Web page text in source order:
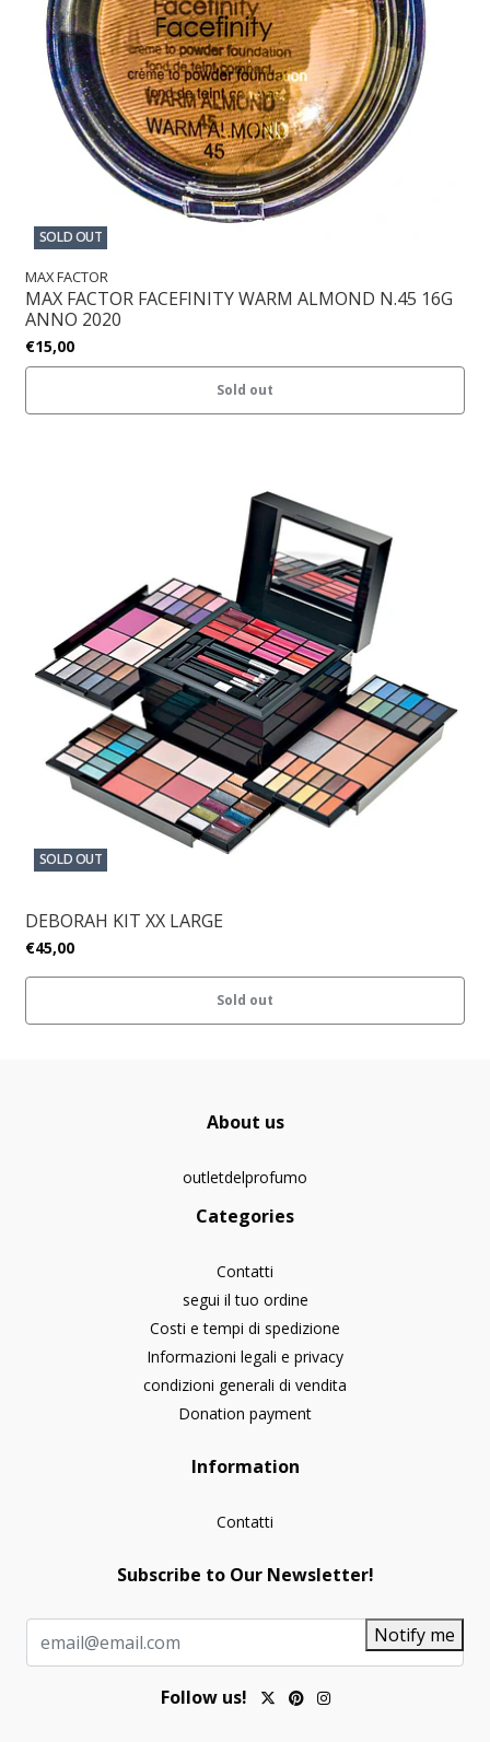
SOLD OUT
MAX FACTOR
MAX FACTOR FACEFINITY WARM ALMOND N.45 16G
ANNO 2020
€15,00
Sold out
SOLD OUT
DEBORAH KIT XX LARGE
€45,00
Sold out
About us
outletdelprofumo
Categories
Contatti
segui il tuo ordine
Costi e tempi di spedizione
Informazioni legali e privacy
condizioni generali di vendita
Donation payment
Information
Contatti
Subscribe to Our Newsletter!
Notify me
Follow us!